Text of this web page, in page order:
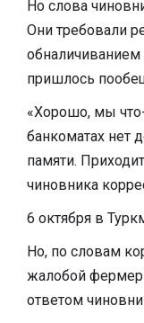
Но слова
Они требовали
пришлось
«Хорошо, мы
банкоматах нет
памяти.
чиновника
6 октября в
Но, по словам
жалобой
ответом